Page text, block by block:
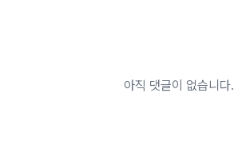
아직 댓글이 없습니다.